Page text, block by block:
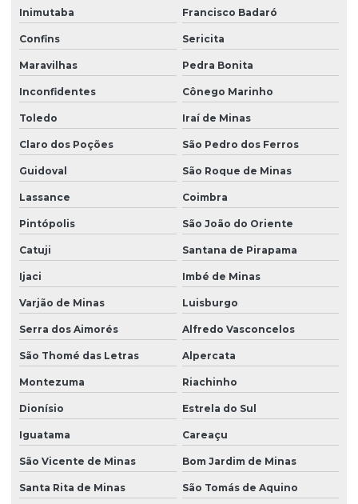
Inimutaba Francisco Badaró
Confins Sericita
Maravilhas Pedra Bonita
Inconfidentes Cônego Marinho
Toledo Iraí de Minas
Claro dos Poções São Pedro dos Ferros
Guidoval São Roque de Minas
Lassance Coimbra
Pintópolis São João do Oriente
Catuji Santana de Pirapama
Ijaci Imbé de Minas
Varjão de Minas Luisburgo
Serra dos Aimorés Alfredo Vasconcelos
São Thomé das Letras Alpercata
Montezuma Riachinho
Dionísio Estrela do Sul
Iguatama Careaçu
São Vicente de Minas Bom Jardim de Minas
Santa Rita de Minas São Tomás de Aquino